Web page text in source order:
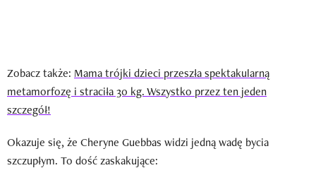
Zobacz także: Mama trójki dzieci przeszła spektakularną
metamorfozę i straciła 30 kg. Wszystko przez ten jeden
szczegół!
Okazuje się, że Cheryne Guebbas widzi jedną wadę bycia
szczupłym. To dość zaskakujące: